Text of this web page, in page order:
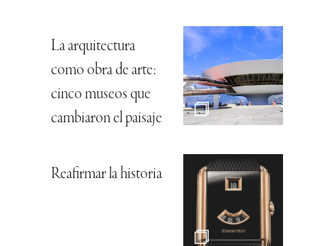
La arquitectura
como obra de arte:
cinco museos que
cambiaron el paisaje
Reafirmar la historia